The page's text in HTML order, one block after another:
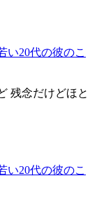
い20代の彼のこ
残念だけどほと
い20代の彼のこ